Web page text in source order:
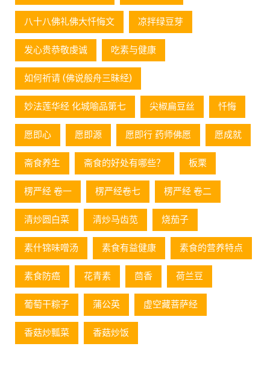
八十八佛礼佛大忏悔文 凉拌绿豆芽
发心贵恭敬虔诚 吃素与健康
如何祈请 (佛说般舟三昧经)
妙法莲华经 化城喻品第七 尖椒扁豆丝 忏悔
愿即心 愿即源 愿即行 药师佛愿 愿成就
斋食养生 斋食的好处有哪些？ 板栗
楞严经 卷一 楞严经卷七 楞严经 卷二
清炒圆白菜 清炒马齿苋 烧茄子
素什锦味噌汤 素食有益健康 素食的营养特点
素食防癌 花青素 茴香 荷兰豆
葡萄⼲粽⼦ 蒲公英 虚空藏菩萨经
香菇炒瓢菜 香菇炒饭